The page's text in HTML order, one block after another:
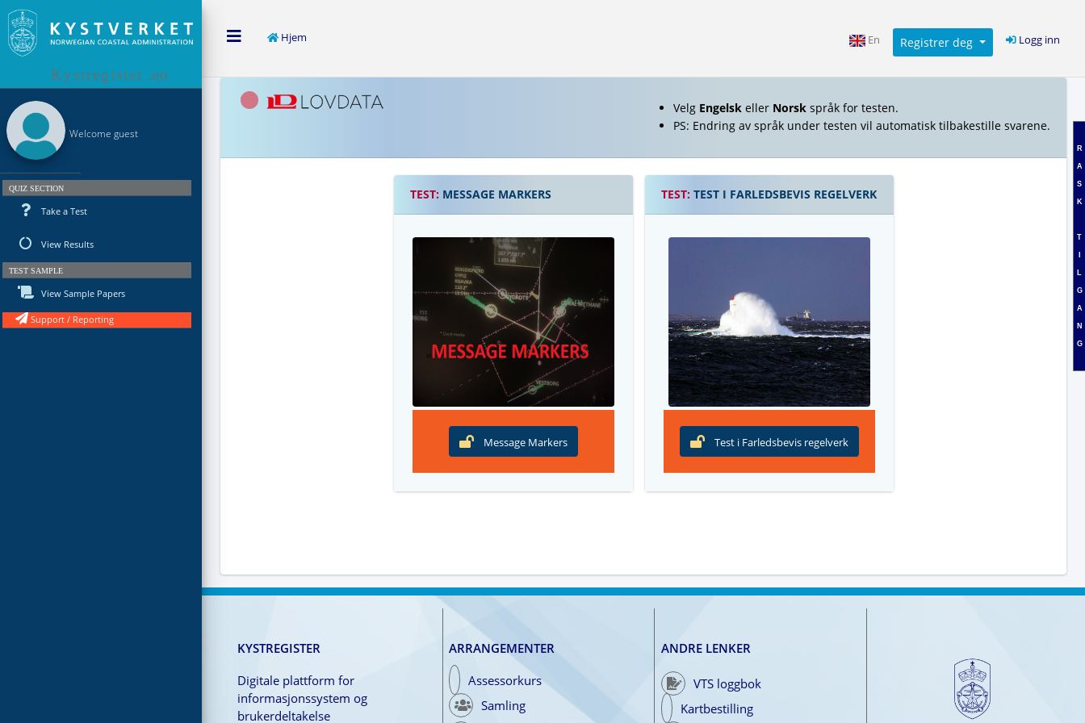
Hjem En Registrer deg Logg inn
Kystregister .no
Welcome guest
QUIZ SECTION
Take a Test
View Results
TEST SAMPLE
View Sample Papers
Support / Reporting
Velg Engelsk eller Norsk språk for testen.
PS: Endring av språk under testen vil automatisk tilbakestille svarene.
TEST: MESSAGE MARKERS
Message Markers
TEST: TEST I FARLEDSBEVIS REGELVERK
Test i Farledsbevis regelverk
KYSTREGISTER
Digitale plattform for
informasjonssystem og
brukerdeltakelse
ARRANGEMENTER
Assessorkurs
Samling
ANDRE LENKER
VTS loggbok
Kartbestilling
R
A
S
K
T
L
G
A
N
G